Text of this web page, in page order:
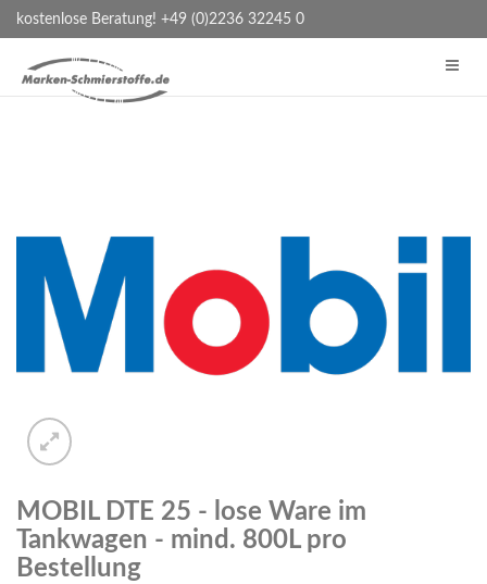
kostenlose Beratung! +49 (0)2236 32245 0
MOBIL DTE 25 - lose Ware im
Tankwagen - mind. 800L pro
Bestellung